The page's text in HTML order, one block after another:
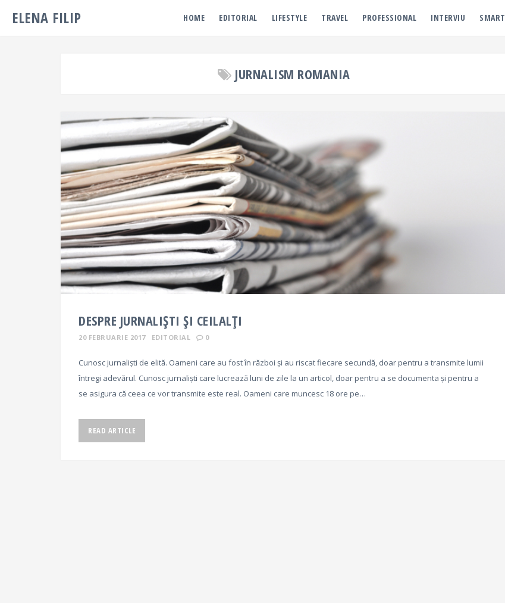
ELENA FILIP HOME EDITORIAL LIFESTYLE TRAVEL PROFESSIONAL INTERVIU SMART
JURNALISM ROMANIA
DESPRE JURNALIȘTI ȘI CEILALȚI
20 FEBRUARIE 2017 EDITORIAL 0
Cunosc jurnaliști de elită. Oameni care au fost în război și au riscat fiecare secundă, doar pentru a transmite lumii
întregi adevărul. Cunosc jurnaliști care lucrează luni de zile la un articol, doar pentru a se documenta și pentru a
se asigura că ceea ce vor transmite este real. Oameni care muncesc 18 ore pe…
READ ARTICLE